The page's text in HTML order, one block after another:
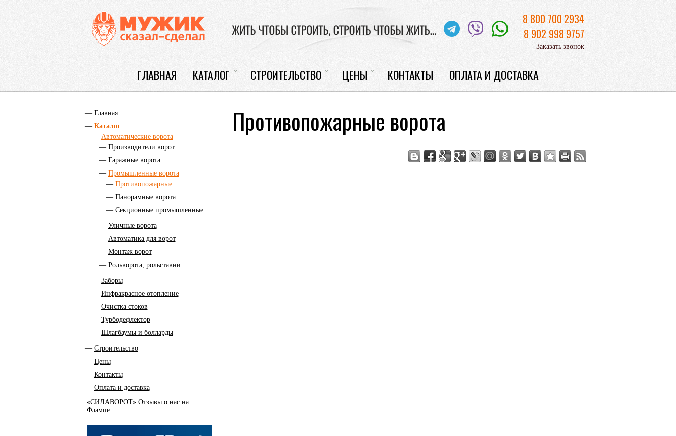
8 800 700 2934
8 902 998 9757
Заказать звонок
ГЛАВНАЯ КАТАЛОГ СТРОИТЕЛЬСТВО ЦЕНЫ КОНТАКТЫ ОПЛАТА И ДОСТАВКА
Главная
Каталог
Автоматические ворота
Производители ворот
Гаражные ворота
Промышленные ворота
Противопожарные
Панорамные ворота
Секционные промышленные
Уличные ворота
Автоматика для ворот
Монтаж ворот
Рольворота, рольставни
Заборы
Инфракрасное отопление
Очистка стоков
Турбодефлектор
Шлагбаумы и болларды
Строительство
Цены
Контакты
Оплата и доставка
«СИЛАВОРОТ» Отзывы о нас на
Флампе
Противопожарные ворота